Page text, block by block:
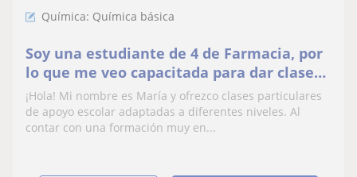
Química: Química básica
Soy una estudiante de 4 de Farmacia, por
lo que me veo capacitada para dar clase
de matemáticas,química y biología.
¡Hola! Mi nombre es María y ofrezco clases particulares
de apoyo escolar adaptadas a diferentes niveles. Al
contar con una formación muy en...